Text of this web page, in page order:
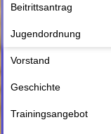
Beitrittsantrag
Jugendordnung
Vorstand
Geschichte
Trainingsangebot